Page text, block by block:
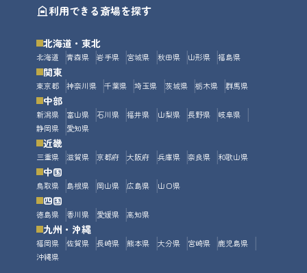
利用できる斎場を探す
北海道・東北
北海道 青森県 岩手県 宮城県 秋田県 山形県 福島県
関東
東京都 神奈川県 千葉県 埼玉県 茨城県 栃木県 群馬県
中部
新潟県 富山県 石川県 福井県 山梨県 長野県
岐阜県
静岡県
愛知県
近畿
三重県 滋賀県 京都府 大阪府 兵庫県 奈良県 和歌山県
中国
鳥取県 島根県 岡山県 広島県 山口県
四国
徳島県 香川県 愛媛県 高知県
九州・沖縄
福岡県 佐賀県 長崎県 熊本県 大分県 宮崎県
鹿児島県
沖縄県